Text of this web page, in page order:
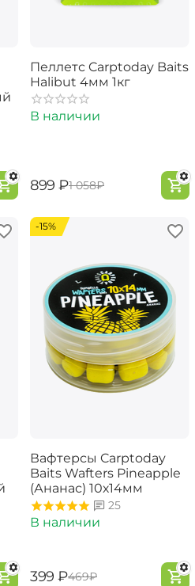
Пеллетс Carptoday Baits
Halibut 4мм 1кг
В наличии
‍899‍ ₽‍1 058‍₽
-15%
Вафтерсы Carptoday
Baits Wafters Pineapple
(Ананас) 10х14мм
25
В наличии
‍399‍ ₽‍469‍₽